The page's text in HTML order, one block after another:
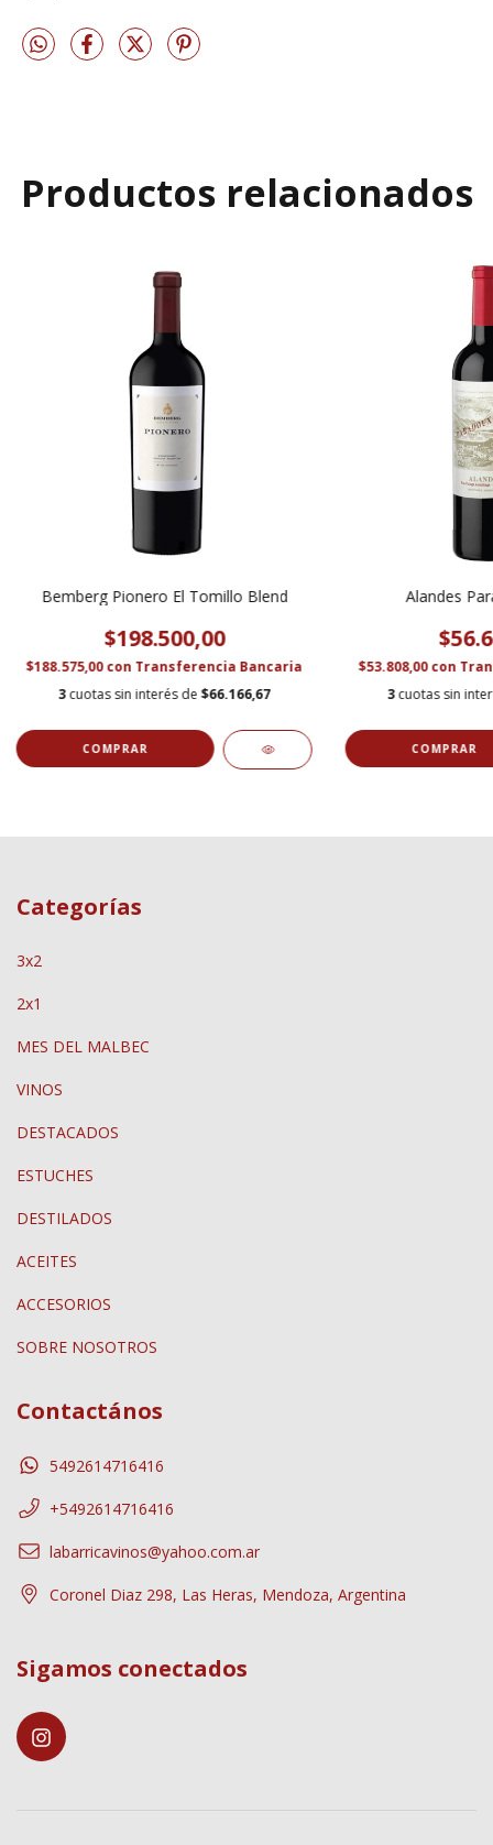
Productos relacionados
Bemberg Pionero El Tomillo Blend
$198.500,00
$188.575,00con Transferencia Bancaria
3cuotas sin interés de$66.166,67
Alandes
$53.808,00con
3 cuotas sin
Categorías
3x2
2x1
MES DEL MALBEC
VINOS
DESTACADOS
ESTUCHES
DESTILADOS
ACEITES
ACCESORIOS
SOBRE NOSOTROS
Contactános
5492614716416
+5492614716416
labarricavinos@yahoo.com.ar
Coronel Diaz 298, Las Heras, Mendoza, Argentina
Sigamos conectados